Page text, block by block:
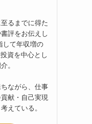
るまでに得た
評をお伝えし
して年収増の
資を中心とし
。
ながら、仕事
献・自己実現
えている。